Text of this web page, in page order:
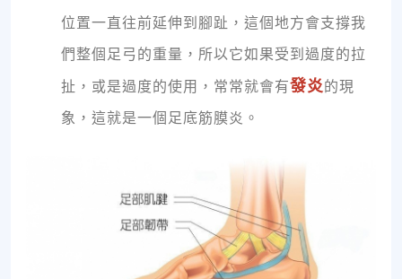
位置一直往前延伸到腳趾，這個地方會支撐我
們整個足弓的重量，所以它如果受到過度的拉
扯，或是過度的使用，常常就會有發炎的現
象，這就是一個足底筋膜炎。